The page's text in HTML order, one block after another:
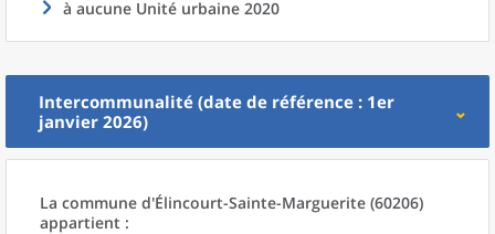
à aucune Unité urbaine 2020
Intercommunalité (date de référence : 1er
janvier 2026)
La commune d'Élincourt-Sainte-Marguerite (60206)
appartient :